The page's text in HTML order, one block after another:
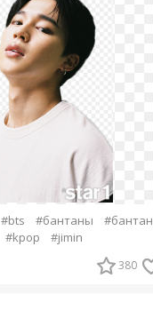
#bts #бантаны
#бантан
#kpop #jimin
380